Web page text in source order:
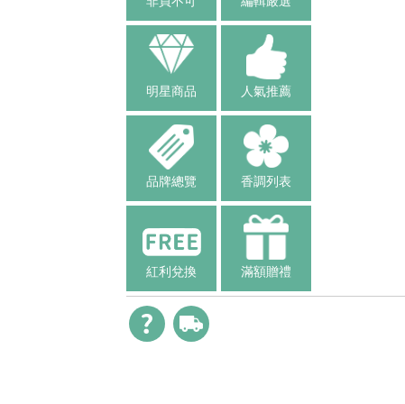
明星商品 人氣推薦
品牌總覽 香調列表
紅利兌換 滿額贈禮